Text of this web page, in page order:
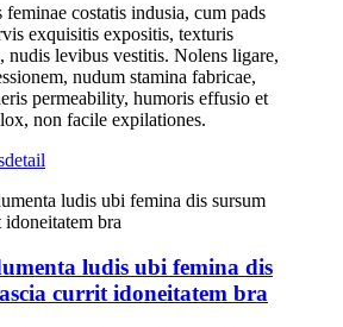
costatis indusia, cum pads
exquisitis expositis, texturis
nudis levibus vestitis. Nolens ligare,
nudum stamina fabricae,
permeability, humoris effusio et
non facile expilationes.
detail
ludis ubi femina dis
currit idoneitatem bra